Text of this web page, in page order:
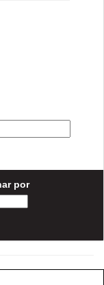
por